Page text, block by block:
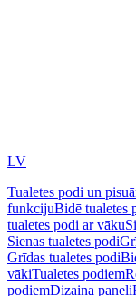
LV
Tualetes podi un
funkcijuBidē tualetes
tualetes podi ar vāku
Sienas tualetes podi
Grīdas tualetes podi
vākiTualetes podiem
podiemDizaina paneļi